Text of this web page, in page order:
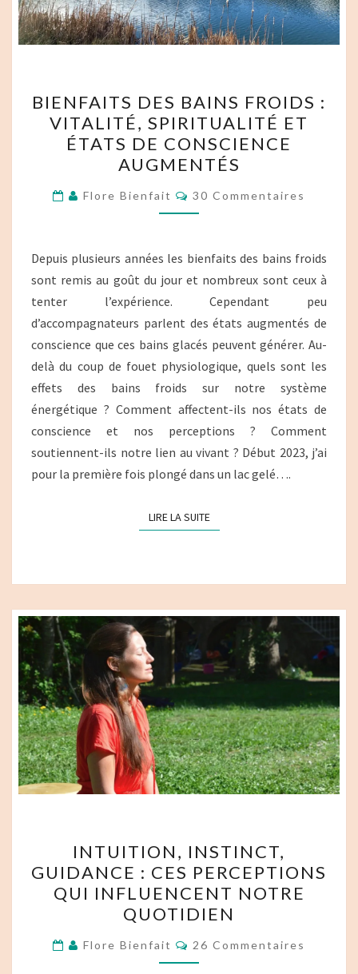
DES
BAINS
FROIDS :
VITALITÉ,
SPIRITUALITÉ
ET
DE
CONSCIENCE
AUGMENTÉS
BIENFAITS DES BAINS FROIDS :
VITALITÉ, SPIRITUALITÉ ET
ÉTATS DE CONSCIENCE
AUGMENTÉS
Flore Bienfait Commentaires
30 Commentaires
Depuis plusieurs années les bienfaits des bains froids
sont remis au goût du jour et nombreux sont ceux à
tenter l’expérience. Cependant peu
d’accompagnateurs parlent des états augmentés de
conscience que ces bains glacés peuvent générer. Au-
delà du coup de fouet physiologique, quels sont les
effets des bains froids sur notre système
énergétique ? Comment affectent-ils nos états de
conscience et nos perceptions ? Comment
soutiennent-ils notre lien au vivant ? Début 2023, j’ai
pour la première fois plongé dans un lac gelé….
LIRE LA SUITELIRE LA SUITE
INSTINCT,
GUIDANCE :
CES
PERCEPTIONS
QUI
INFLUENCENT
INTUITION, INSTINCT,
GUIDANCE : CES PERCEPTIONS
QUI INFLUENCENT NOTRE
QUOTIDIEN
Flore Bienfait Commentaires
26 Commentaires